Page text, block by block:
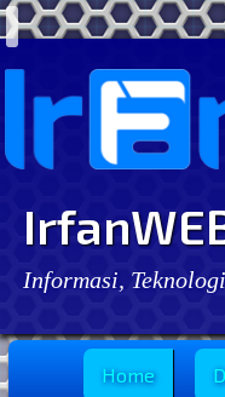
Informasi,
Menu Utama
Home